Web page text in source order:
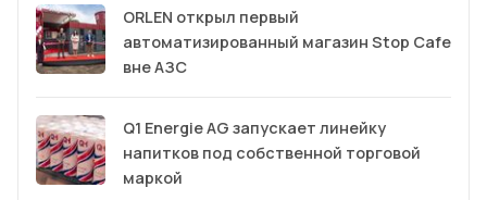
ORLEN открыл первый
автоматизированный магазин Stop Cafe
вне АЗС
Q1 Energie AG запускает линейку
напитков под собственной торговой
маркой